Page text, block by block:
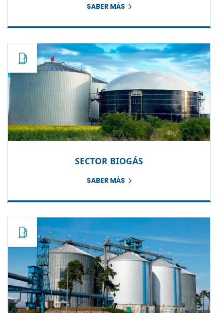
Esc
SABER MÁS
SECTOR BIOGÁS
SABER MÁS